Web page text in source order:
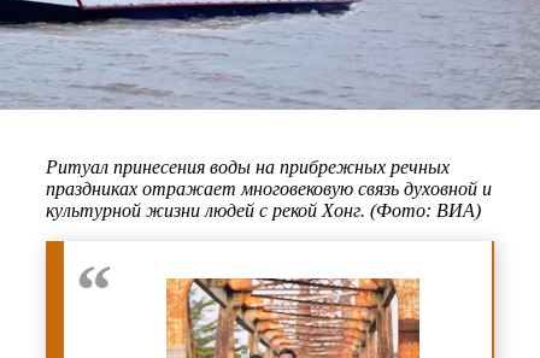
Ритуал принесения воды на прибрежных речных
праздниках отражает многовековую связь духовной и
культурной жизни людей с рекой Хонг. (Фото: ВИА)